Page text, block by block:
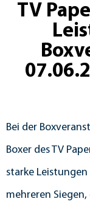
TV
Bei der
Boxer des TV
starke
mehreren